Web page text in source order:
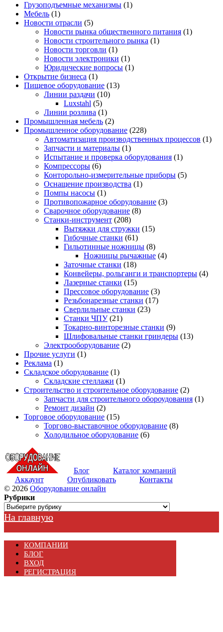
Грузоподъемные механизмы (1)
Мебель (1)
Новости отрасли (5)
Новости рынка общественного питания (1)
Новости строительного рынка (1)
Новости торговли (1)
Новости электроники (1)
Юридические вопросы (1)
Открытие бизнеса (1)
Пищевое оборудование (13)
Линии раздачи (10)
Luxstahl (5)
Линии розлива (1)
Промышленная мебель (2)
Промышленное оборудование (228)
Автоматизация производственных процессов (1)
Запчасти и материалы (1)
Испытание и проверка оборудования (1)
Компрессоры (6)
Конторольно-измерительные приборы (5)
Оснащение производства (1)
Помпы насосы (1)
Противопожарное оборудование (3)
Сварочное оборудование (8)
Станки-инструмент (208)
Вытяжки для стружки (15)
Гибочные станки (61)
Гильотинные ножницы (8)
Ножницы рычажные (4)
Заточные станки (18)
Конвейеры, рольганги и транспортеры (4)
Лазерные станки (15)
Прессовое оборудование (3)
Резьбонарезные станки (17)
Сверлильные станки (23)
Станки ЧПУ(21)
Токарно-винторезные станки (9)
Шлифовальные станки гриндеры (13)
Электрооборудование (2)
Прочие услуги (1)
Реклама (1)
Складское оборудование (1)
Складские стеллажи (1)
Строительство и строительное оборудование (2)
Запчасти для строительного обороудования (1)
Ремонт дизайн (2)
Торговое оборудование (15)
Торгово-выставочное оборудование (8)
Холодильное оборудование (6)
Блог
Каталог компаний
Аккаунт
Опубликовать
Контакты
© 2026 Оборудование онлайн
Рубрики
Рубрики
На главную
КОМПАНИИ
БЛОГ
ВХОД
РЕГИСТРАЦИЯ